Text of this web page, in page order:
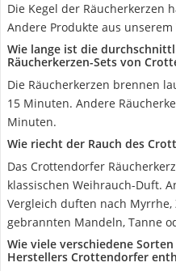
Die Kegel der Räucherkerzen
Andere Produkte aus
Wie lange ist die
Räucherkerzen-Sets von
Die Räucherkerzen brennen
15 Minuten. Andere
Minuten.
Wie riecht der Rauch des
Das Crottendorfer
klassischen Weihrauch-Duft.
Vergleich duften nach Myrrhe,
gebrannten Mandeln, Tanne
Wie viele verschiedene
Herstellers Crottendorfer